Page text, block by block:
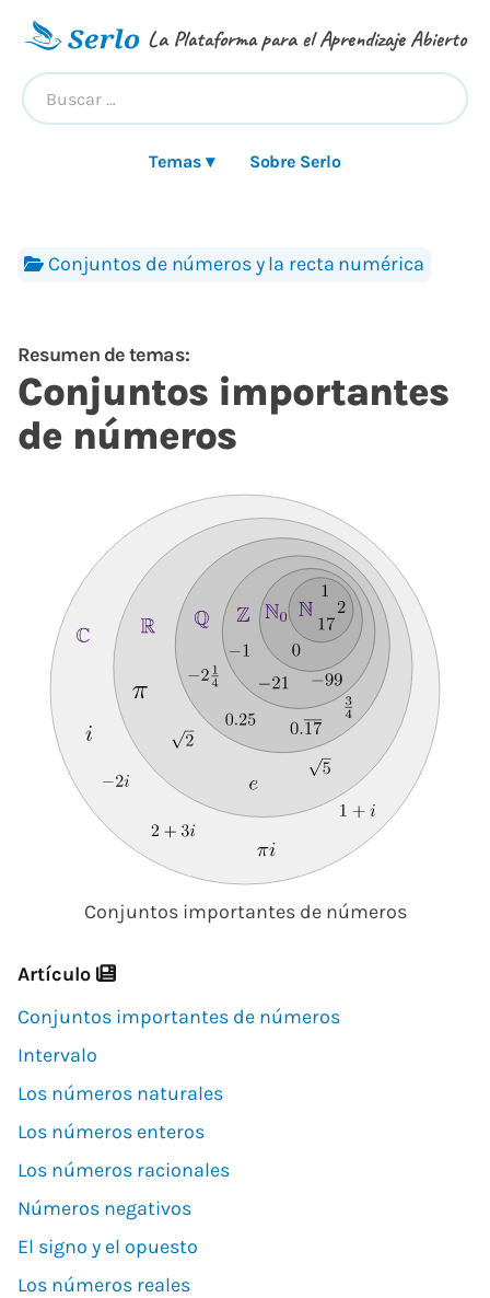
La Plataforma para el Aprendizaje Abierto
Temas ▾ Sobre Serlo
Conjuntos de números y la recta numérica
Resumen de temas:
Conjuntos importantes
de números
Conjuntos importantes de números
Artículo
Conjuntos importantes de números
Intervalo
Los números naturales
Los números enteros
Los números racionales
Números negativos
El signo y el opuesto
Los números reales